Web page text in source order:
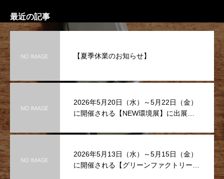
最近の記事
【夏季休業のお知らせ】
2026年5月20日（水）～5月22日（金）
に開催される【NEW環境展】に出展致
2026年5月13日（水）～5月15日（金）
に開催される【グリーンファクトリーE